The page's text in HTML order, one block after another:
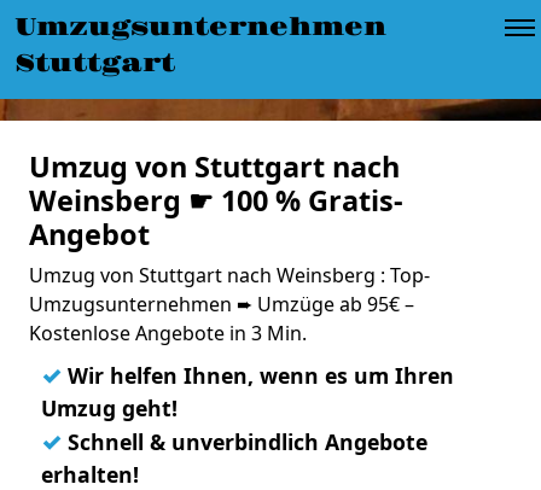
Umzugsunternehmen
Stuttgart
Umzug von Stuttgart nach
Weinsberg ☛ 100 % Gratis-
Angebot
Umzug von Stuttgart nach Weinsberg : Top-
Umzugsunternehmen ➨ Umzüge ab 95€ –
Kostenlose Angebote in 3 Min.
✓ Wir helfen Ihnen, wenn es um Ihren
Umzug geht!
✓ Schnell & unverbindlich Angebote
erhalten!